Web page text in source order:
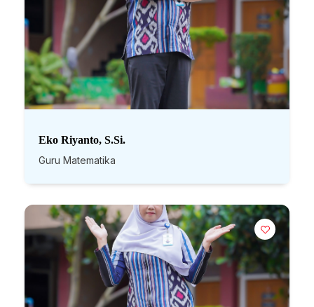
Eko Riyanto, S.Si.
Guru Matematika